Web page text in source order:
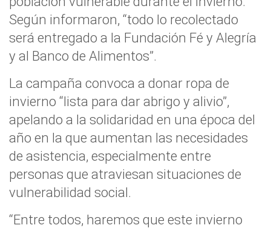
Según informaron, “todo lo recolectado
será entregado a la Fundación Fé y Alegría
y al Banco de Alimentos”.
La campaña convoca a donar ropa de
invierno “lista para dar abrigo y alivio”,
apelando a la solidaridad en una época del
año en la que aumentan las necesidades
de asistencia, especialmente entre
personas que atraviesan situaciones de
vulnerabilidad social.
“Entre todos, haremos que este invierno